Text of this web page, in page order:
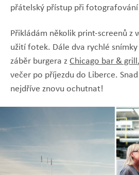
přátelský přístup při
Přikládám několik print-screenů z
užití fotek. Dále dva rychlé
záběr burgera z Chicago bar & grill
večer po příjezdu do Liberce.
nejdříve znovu ochutnat!